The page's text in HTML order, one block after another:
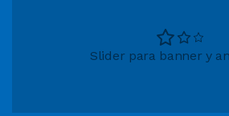
Slider para banner y